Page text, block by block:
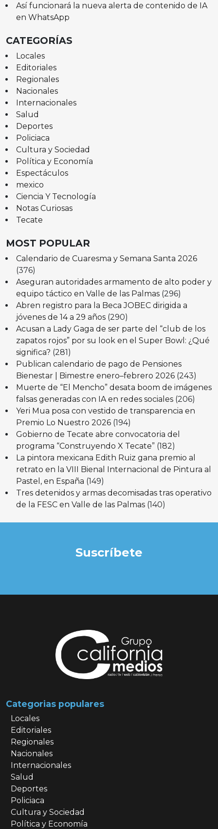
Así funcionará la nueva alerta de contenido de IA
en WhatsApp
CATEGORÍAS
Locales
Editoriales
Regionales
Nacionales
Internacionales
Salud
Deportes
Policiaca
Cultura y Sociedad
Política y Economía
Espectáculos
mexico
Ciencia Y Tecnología
Notas Curiosas
Tecate
MOST POPULAR
Calendario de Cuaresma y Semana Santa 2026
(376)
Aseguran autoridades armamento de alto poder y
equipo táctico en Valle de las Palmas (296)
Abren registro para la Beca JOBEC dirigida a
jóvenes de 14 a 29 años (290)
Acusan a Lady Gaga de ser parte del “club de los
zapatos rojos” por su look en el Super Bowl: ¿Qué
significa? (281)
Publican calendario de pago de Pensiones
Bienestar | Bimestre enero–febrero 2026 (243)
Muerte de “El Mencho” desata boom de imágenes
falsas generadas con IA en redes sociales (206)
Yeri Mua posa con vestido de transparencia en
Premio Lo Nuestro 2026 (194)
Gobierno de Tecate abre convocatoria del
programa “Construyendo X Tecate” (182)
La pintora mexicana Edith Ruiz gana premio al
retrato en la VIII Bienal Internacional de Pintura al
Pastel, en España (149)
Tres detenidos y armas decomisadas tras operativo
de la FESC en Valle de las Palmas (140)
Suscríbete
Categorias populares
Locales
Editoriales
Regionales
Nacionales
Internacionales
Salud
Deportes
Policiaca
Cultura y Sociedad
Política y Economía